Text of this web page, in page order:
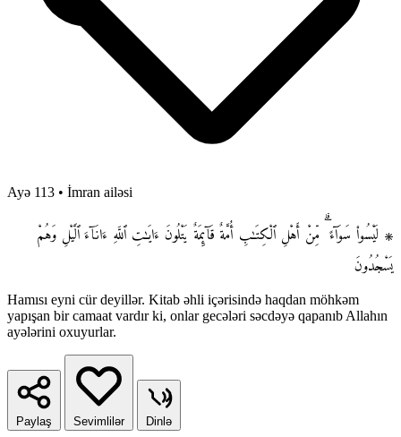
Ayə 113 • İmran ailəsi
۞ لَيْسُوا۟ سَوَآءً ۗ مِّنْ أَهْلِ ٱلْكِتَـٰبِ أُمَّةٌ قَآئِمَةٌ يَتْلُونَ ءَايَـٰتِ ٱللَّهِ ءَانَآءَ ٱلَّيْلِ وَهُمْ
يَسْجُدُونَ
Hamısı eyni cür deyillər. Kitab əhli içərisində haqdan möhkəm
yapışan bir camaat vardır ki, onlar gecələri səcdəyə qapanıb Allahın
ayələrini oxuyurlar.
Paylaş Sevimlilər Dinlə